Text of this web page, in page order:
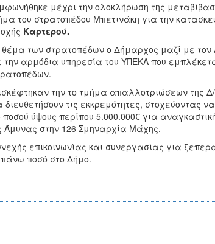
μέχρι την ολοκλήρωση της
του στρατοπέδου Μπετινάκη για την
Καρτερού.
των στρατοπέδων ο Δήμαρχος μαζί με τον
αρμόδια υπηρεσία του ΥΠΕΚΑ που
την το τμήμα απαλλοτριώσεων της
τις εκκρεμότητες, στοχεύοντας
ύψους περίπου 5.000.000€ για
Άμυνας στην 126 Σμηναρχία Μάχης.
επικοινωνίας και συνεργασίας για
ποσό στο Δήμο.